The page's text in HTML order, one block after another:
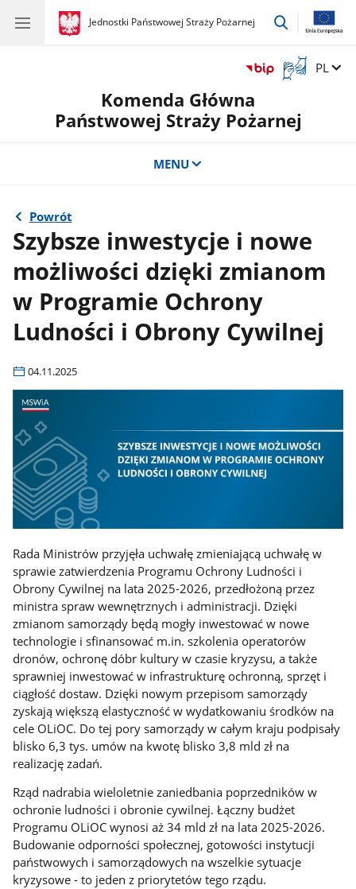
gov.pl
Jednostki Państwowej Straży Pożarnej
gov.pl
Jednostki
przejdź
Otwórz
okno
tłumaczem
języka
Zmień
PL
Komenda Główna
Państwowej Straży Pożarnej
MENU
Powrót
Szybsze inwestycje i nowe
możliwości dzięki zmianom
w Programie Ochrony
Ludności i Obrony Cywilnej
04.11.2025
Rada Ministrów przyjęła uchwałę zmieniającą uchwałę w
sprawie zatwierdzenia Programu Ochrony Ludności i
Obrony Cywilnej na lata 2025-2026, przedłożoną przez
ministra spraw wewnętrznych i administracji. Dzięki
zmianom samorządy będą mogły inwestować w nowe
technologie i sfinansować m.in. szkolenia operatorów
dronów, ochronę dóbr kultury w czasie kryzysu, a także
sprawniej inwestować w infrastrukturę ochronną, sprzęt i
ciągłość dostaw. Dzięki nowym przepisom samorządy
zyskają większą elastyczność w wydatkowaniu środków na
cele OLiOC. Do tej pory samorządy w całym kraju podpisały
blisko 6,3 tys. umów na kwotę blisko 3,8 mld zł na
realizację zadań.
Rząd nadrabia wieloletnie zaniedbania poprzedników w
ochronie ludności i obronie cywilnej. Łączny budżet
Programu OLiOC wynosi aż 34 mld zł na lata 2025-2026.
Budowanie odporności społecznej, gotowości instytucji
państwowych i samorządowych na wszelkie sytuacje
kryzysowe - to jeden z priorytetów tego rządu.